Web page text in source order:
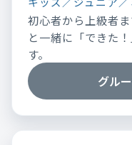
初心者から上級者
と一緒に「できた
す。
グル